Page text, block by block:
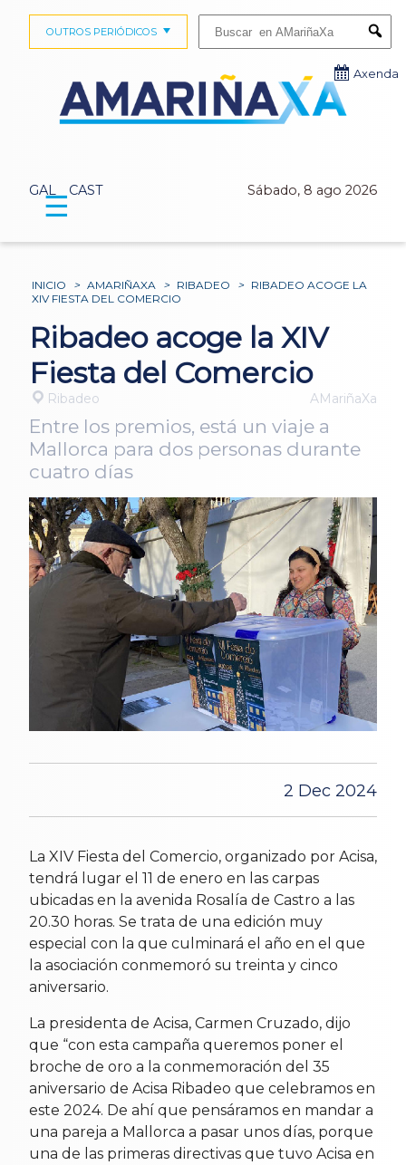
GAL CAST Sábado, 8 ago 2026
OUTROS PERIÓDICOS
Axenda
☰
INICIO > AMARIÑAXA > RIBADEO > RIBADEO ACOGE LA
XIV FIESTA DEL COMERCIO
Ribadeo acoge la XIV
Fiesta del Comercio
Ribadeo AMariñaXa
Entre los premios, está un viaje a
Mallorca para dos personas durante
cuatro días
2 Dec 2024
La XIV Fiesta del Comercio, organizado por Acisa,
tendrá lugar el 11 de enero en las carpas
ubicadas en la avenida Rosalía de Castro a las
20.30 horas. Se trata de una edición muy
especial con la que culminará el año en el que
la asociación conmemoró su treinta y cinco
aniversario.
La presidenta de Acisa, Carmen Cruzado, dijo
que “con esta campaña queremos poner el
broche de oro a la conmemoración del 35
aniversario de Acisa Ribadeo que celebramos en
este 2024. De ahí que pensáramos en mandar a
una pareja a Mallorca a pasar unos días, porque
una de las primeras directivas que tuvo Acisa en